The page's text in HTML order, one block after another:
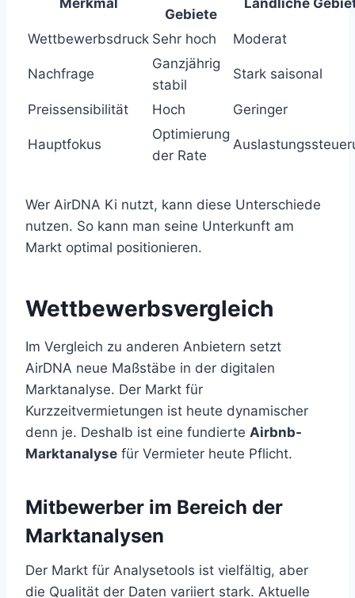
Gebiete
Wettbewerbsdruck Sehr hoch Moderat
Nachfrage
Ganzjährig
stabil
Stark saisonal
Preissensibilität Hoch Geringer
Hauptfokus
Optimierung
der Rate
Wer AirDNA Ki nutzt, kann diese Unterschiede
nutzen. So kann man seine Unterkunft am
Markt optimal positionieren.
Wettbewerbsvergleich
Im Vergleich zu anderen Anbietern setzt
AirDNA neue Maßstäbe in der digitalen
Marktanalyse. Der Markt für
Kurzzeitvermietungen ist heute dynamischer
denn je. Deshalb ist eine fundierte Airbnb-
Marktanalyse für Vermieter heute Pflicht.
Mitbewerber im Bereich der
Marktanalysen
Der Markt für Analysetools ist vielfältig, aber
die Qualität der Daten variiert stark. Aktuelle